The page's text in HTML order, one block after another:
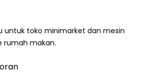
untuk toko minimarket dan mesin
rumah makan.